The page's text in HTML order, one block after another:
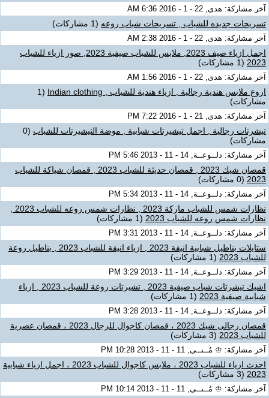
آخر مشاركة: هدى, 22 - 1 - 2016 6:36 AM
تسريحات جديده للشباب , تسريحات شباب روعه (1 مشاركات)
آخر مشاركة: هدى, 22 - 1 - 2016 2:38 AM
اجمل ازياء صيف 2023, ملابس للشباب صيفية 2023, صور ازياء للشباب
2023 (1 مشاركات)
آخر مشاركة: هدى, 22 - 1 - 2016 1:56 AM
اروع ملابس هندية رجالية , ازياء هندية للشباب , Indian clothing
(1
مشاركات)
آخر مشاركة: هدى, 21 - 1 - 2016 7:22 PM
تيشرتات رجالية , اجمل تيشيرتات شبابية , موضة التيشيرتات للشباب
(0
مشاركات)
آخر مشاركة: دلــوعــة, 14 - 11 - 2013 5:46 PM
قمصان شيك 2023 , قمصان حديثة للشباب 2023 , قمصان شياكة للشباب
2023 (0 مشاركات)
آخر مشاركة: دلــوعــة, 14 - 11 - 2013 5:34 PM
نظارات شمس روعه للشباب 2023
(1 مشاركات)
آخر مشاركة: دلــوعــة, 14 - 11 - 2013 3:31 PM
ستايلات بناطيل شبابية انيقة 2023 , ازياء انيقة للشباب 2023 , بناطيل روعة
للشباب 2023
(1 مشاركات)
آخر مشاركة: دلــوعــة, 14 - 11 - 2013 3:29 PM
اشيك تيشرتات شباب صيفية 2023 , تشيرتات روعة للشباب 2023 , ازياء
شبابية صيفية 2023
(1 مشاركات)
آخر مشاركة: دلــوعــة, 14 - 11 - 2013 3:28 PM
قمصان رجالى شيك 2023 ، قمصان كاجوال للرجال 2023 ، قمصان عصرية
للشباب 2023
(3 مشاركات)
آخر مشاركة: ♔ مُــنــى, 11 - 11 - 2013 10:28 PM
احدث ازياء للشباب 2023 ، ملابس كاجوال للشباب 2023 ، اجمل ازياء شبابية
2023 (3 مشاركات)
آخر مشاركة: ♔ مُــنــى, 11 - 11 - 2013 10:14 PM